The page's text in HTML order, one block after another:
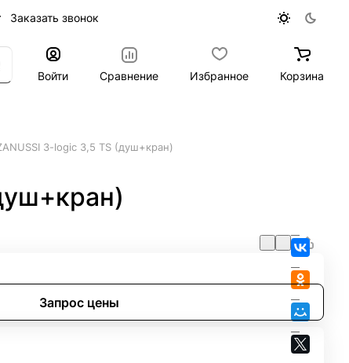
Заказать звонок
Войти Сравнение Избранное Корзина
3-logic 3,5 TS (душ+кран)
Запрос цены